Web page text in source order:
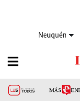
Neuquén